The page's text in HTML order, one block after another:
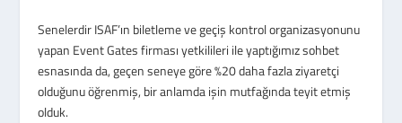
Senelerdir ISAF’ın biletleme ve geçiş kontrol organizasyonunu
yapan Event Gates firması yetkilileri ile yaptığımız sohbet
esnasında da, geçen seneye göre %20 daha fazla ziyaretçi
olduğunu öğrenmiş, bir anlamda işin mutfağında teyit etmiş
olduk.